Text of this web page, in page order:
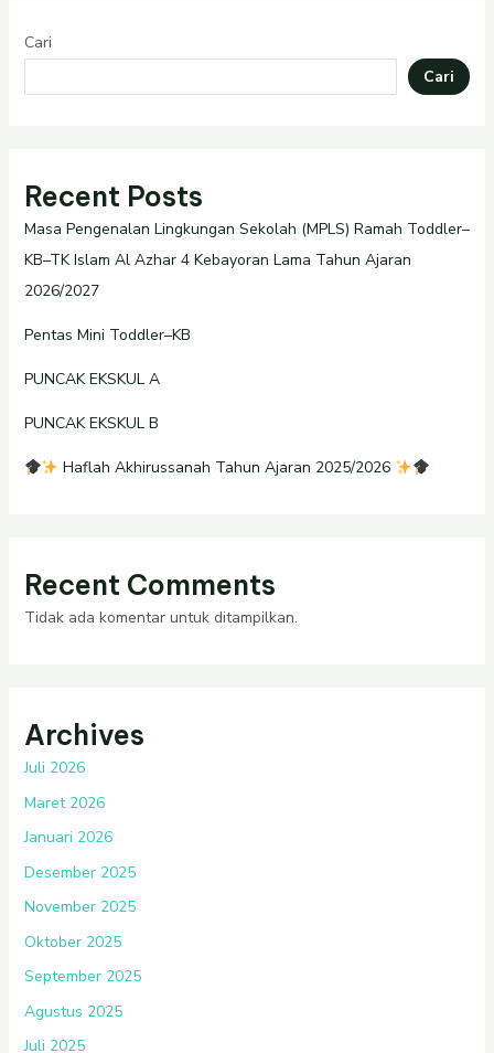
Cari
Cari
Recent Posts
Masa Pengenalan Lingkungan Sekolah (MPLS) Ramah Toddler–
KB–TK Islam Al Azhar 4 Kebayoran Lama Tahun Ajaran
2026/2027
Pentas Mini Toddler–KB
PUNCAK EKSKUL A
PUNCAK EKSKUL B
Haflah Akhirussanah Tahun Ajaran 2025/2026
Recent Comments
Tidak ada komentar untuk ditampilkan.
Archives
Juli 2026
Maret 2026
Januari 2026
Desember 2025
November 2025
Oktober 2025
September 2025
Agustus 2025
Juli 2025